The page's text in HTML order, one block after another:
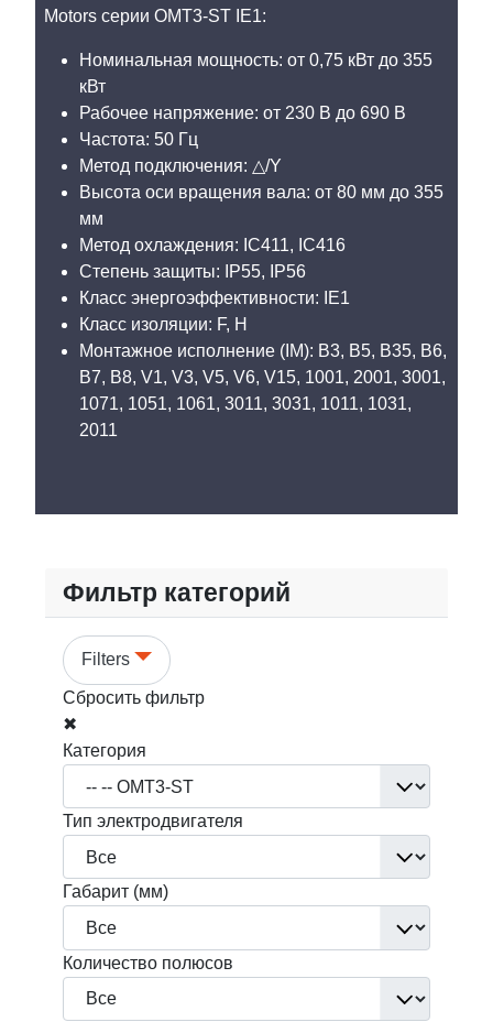
Motors серии OMT3-ST IE1:
Номинальная мощность: от 0,75 кВт до 355
кВт
Рабочее напряжение: от 230 В до 690 В
Частота: 50 Гц
Метод подключения: △/Y
Высота оси вращения вала: от 80 мм до 355
мм
Метод охлаждения: IC411, IC416
Степень защиты: IP55, IP56
Класс энергоэффективности: IE1
Класс изоляции: F, H
Монтажное исполнение (IM): B3, B5, B35, B6,
B7, B8, V1, V3, V5, V6, V15, 1001, 2001, 3001,
1071, 1051, 1061, 3011, 3031, 1011, 1031,
2011
Фильтр категорий
Filters
Сбросить фильтр
✖
Категория
Тип электродвигателя
Габарит (мм)
Количество полюсов